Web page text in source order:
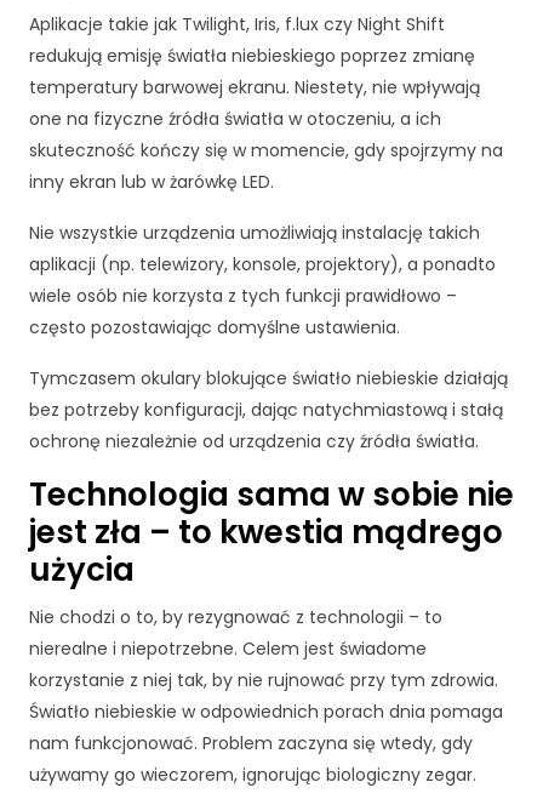
Aplikacje takie jak Twilight, Iris, f.lux czy Night Shift
redukują emisję światła niebieskiego poprzez zmianę
temperatury barwowej ekranu. Niestety, nie wpływają
one na fizyczne źródła światła w otoczeniu, a ich
skuteczność kończy się w momencie, gdy spojrzymy na
inny ekran lub w żarówkę LED.
Nie wszystkie urządzenia umożliwiają instalację takich
aplikacji (np. telewizory, konsole, projektory), a ponadto
wiele osób nie korzysta z tych funkcji prawidłowo –
często pozostawiając domyślne ustawienia.
Tymczasem okulary blokujące światło niebieskie działają
bez potrzeby konfiguracji, dając natychmiastową i stałą
ochronę niezależnie od urządzenia czy źródła światła.
Technologia sama w sobie nie
jest zła – to kwestia mądrego
użycia
Nie chodzi o to, by rezygnować z technologii – to
nierealne i niepotrzebne. Celem jest świadome
korzystanie z niej tak, by nie rujnować przy tym zdrowia.
Światło niebieskie w odpowiednich porach dnia pomaga
nam funkcjonować. Problem zaczyna się wtedy, gdy
używamy go wieczorem, ignorując biologiczny zegar.
S
t
a
y
st
y
a
A
b
ś
y
m
o
i
o
p
a
wi
fu
n
k
cj